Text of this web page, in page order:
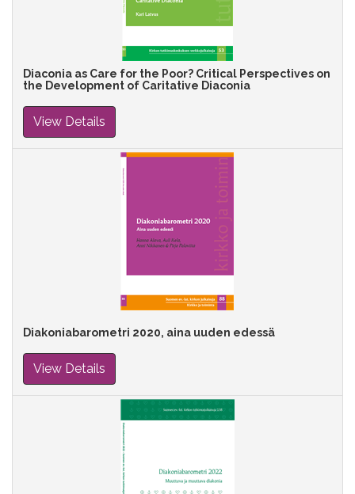
Diaconia as Care for the Poor? Critical Perspectives on
the Development of Caritative Diaconia
View Details
Diakoniabarometri 2020, aina uuden edessä
View Details